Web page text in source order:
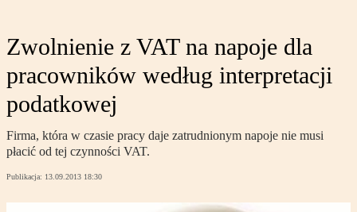
Zwolnienie z VAT na napoje dla
pracowników według interpretacji
podatkowej
Firma, która w czasie pracy daje zatrudnionym napoje nie musi
płacić od tej czynności VAT.
Publikacja: 13.09.2013 18:30